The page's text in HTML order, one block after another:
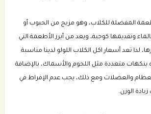
المفضلة للكلاب، وهو مزيج من الحبوب أو
وتقديمها كوجبة، ويعد من أبرز الأطعمة التي
لذا تعد أسعار اكل الكلاب اللولو لدينا مناسبة
متعددة مثل اللحوم والأسماك، بالإضافة
والعضلات ومع ذلك، يجب عدم الإفراط في
الوزن.